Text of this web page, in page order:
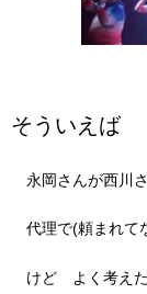
そういえば
永岡さんが西川
代理で(頼まれて
けど よく考えた